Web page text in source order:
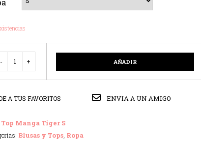
AÑADIR
A TUS FAVORITOS ENVIA A UN AMIGO
Top Manga Tiger S
Blusas y Tops, Ropa